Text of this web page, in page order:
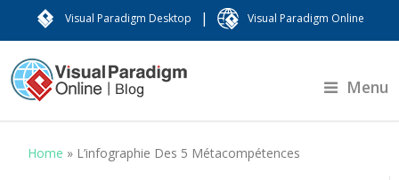
Visual Paradigm Desktop | Visual Paradigm Online
Menu
Home » L’infographie Des 5 Métacompétences